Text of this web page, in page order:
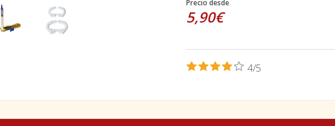
Precio desde
5,90€
4/5